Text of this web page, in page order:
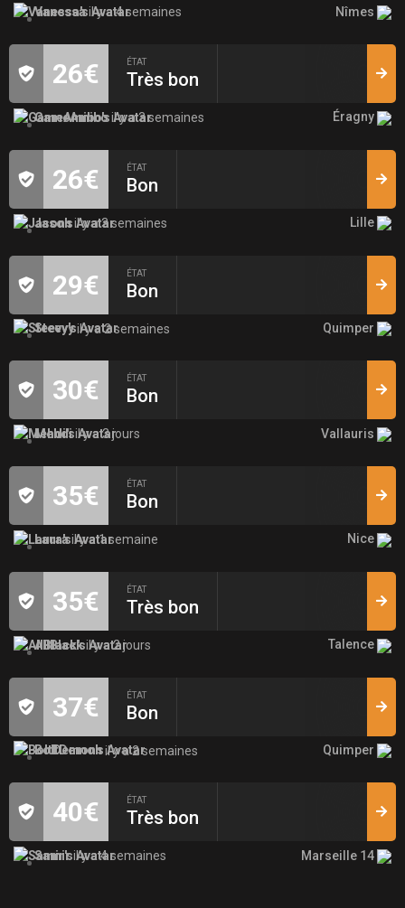
Vanessail y a 4 semaines Nîmes
26€ ÉTAT
Très bon
GameAmiboil y a 3 semaines Éragny
26€ ÉTAT
Bon
Jasonil y a 3 semaines Lille
29€ ÉTAT
Bon
Steevyil y a 2 semaines Quimper
30€ ÉTAT
Bon
Mehdiil y a 3 jours Vallauris
35€ ÉTAT
Bon
Laurail y a 1 semaine Nice
35€ ÉTAT
Très bon
AllBlackil y a 2 jours Talence
37€ ÉTAT
Bon
BoltDemonil y a 2 semaines Quimper
40€ ÉTAT
Très bon
Samiril y a 4 semaines Marseille 14